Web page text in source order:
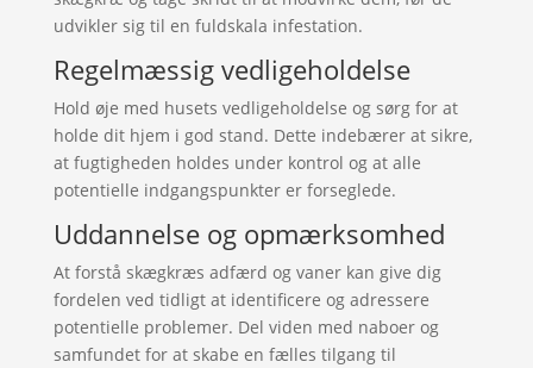
udvikler sig til en fuldskala infestation.
Regelmæssig vedligeholdelse
Hold øje med husets vedligeholdelse og sørg for at
holde dit hjem i god stand. Dette indebærer at sikre,
at fugtigheden holdes under kontrol og at alle
potentielle indgangspunkter er forseglede.
Uddannelse og opmærksomhed
At forstå skægkræs adfærd og vaner kan give dig
fordelen ved tidligt at identificere og adressere
potentielle problemer. Del viden med naboer og
samfundet for at skabe en fælles tilgang til